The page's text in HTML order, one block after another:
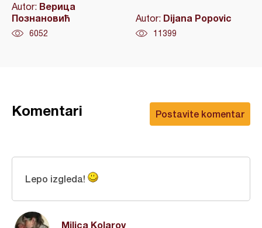
Autor: Верица
Познановић
6052
Autor: Dijana Popovic
11399
Postavite komentar
Komentari
Milica Kolarov
Lepo izgleda!